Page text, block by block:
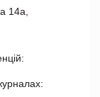
14а,